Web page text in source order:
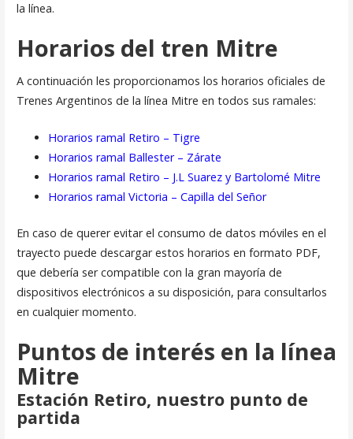
la línea.
Horarios del tren Mitre
A continuación les proporcionamos los horarios oficiales de
Trenes Argentinos de la línea Mitre en todos sus ramales:
Horarios ramal Retiro – Tigre
Horarios ramal Ballester – Zárate
Horarios ramal Retiro – J.L Suarez y Bartolomé Mitre
Horarios ramal Victoria – Capilla del Señor
En caso de querer evitar el consumo de datos móviles en el
trayecto puede descargar estos horarios en formato PDF,
que debería ser compatible con la gran mayoría de
dispositivos electrónicos a su disposición, para consultarlos
en cualquier momento.
Puntos de interés en la línea
Mitre
Estación Retiro, nuestro punto de
partida